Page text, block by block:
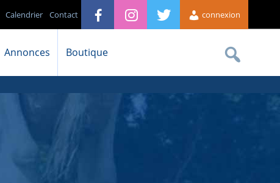
connexion
Contact
Calendrier
Annonces Boutique